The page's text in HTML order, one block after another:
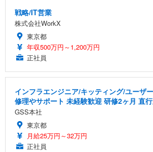
戦略/IT営業
株式会社WorkX
東京都
年収500万円～1,200万円
正社員
インフラエンジニア/キッティング/ユーザ
修理やサポート 未経験歓迎 研修2ヶ月 直
GSS本社
東京都
月給25万円～32万円
正社員